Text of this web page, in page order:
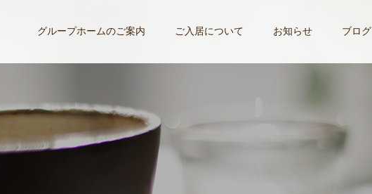
グループホームのご案内 ご入居について お知らせ ブログ